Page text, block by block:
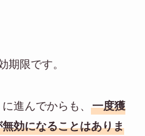
期限です。
進んでからも、 一度獲
効になることはありま